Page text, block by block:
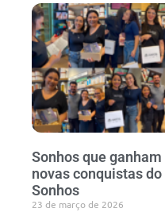
Sonhos que
novas conquistas
Sonhos
23 de março de 2026